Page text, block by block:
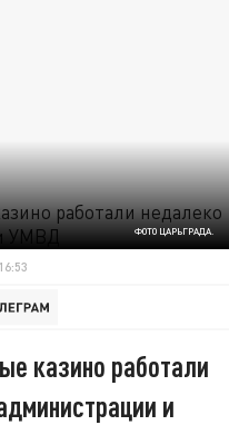
ФОТО ЦАРЬГРАДА.
казино работали
и